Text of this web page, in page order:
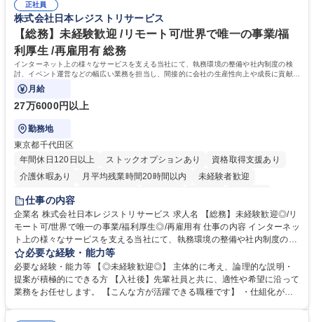
の他に担当頂く業務が発生する場合があります。 募集職種 【営業事務】
業務職/三井物産グループ/平均残業時間10H/完全週休2日
ション力がある方。 ・チャレンジを厭わず、粘り強く業務に取り組める
方。多様な関係者と謙虚に信頼関係を構築でき、期限を意識したスケジュ
ール管理が出来る方。※将来的に他部署（営業部門、コーポレート部門）
へのジョブローテーションの可能性があります。 学歴・資格 学歴：大学
院 大学 語学力： 資格：宅地建物取引士
正社員
株式会社日本レジストリサービス
【総務】未経験歓迎 /リモート可/世界で唯一の事業/福
利厚生 /再雇用有 総務
インターネット上の様々なサービスを支える当社にて、執務環境の整備や社内制度の検
討、イベント運営などの幅広い業務を担当し、間接的に会社の生産性向上や成長に貢献し
ている部署です。
月給
27万6000円以上
勤務地
東京都千代田区
年間休日120日以上
ストックオプションあり
資格取得支援あり
介護休暇あり
月平均残業時間20時間以内
未経験者歓迎
住宅手当あり
完全週休2日制
交通費支給 駅近5分以内 土日祝休み 服装自由
仕事の内容
企業名 株式会社日本レジストリサービス 求人名 【総務】未経験歓迎◎/リ
モート可/世界で唯一の事業/福利厚生◎/再雇用有 仕事の内容 インターネッ
ト上の様々なサービスを支える当社にて、執務環境の整備や社内制度の検
討、イベント運営などの幅広い業務を担当し、間接的に会社の生産性向上
や成長に貢献している部署です。 会社の全メンバーが安心して長く成果を
発揮できる環境を整えるために、毎日のメンテナンスや維持管理に加え、
新たな施策検討を積極的に行っていただき、会社全体を巻き込み課題解決
必要な経験・能力等
必要な経験・能力等 【◎未経験歓迎◎】 主体的に考え、論理的な説明・
提案が積極的にできる方 【入社後】先輩社員と共に、適性や希望に沿って
業務をお任せします。 【こんな方が活躍できる職種です】 ・仕組化が好